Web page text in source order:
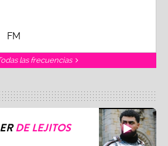
FM
las frecuencias
DE LEJITOS